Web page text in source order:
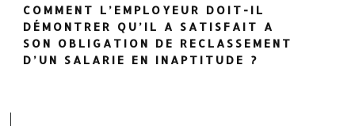
COMMENT L’EMPLOYEUR DOIT-IL
DÉMONTRER QU’IL A SATISFAIT A
SON OBLIGATION DE RECLASSEMENT
D’UN SALARIE EN INAPTITUDE ?